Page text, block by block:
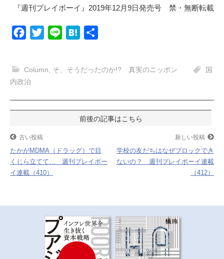
『週刊プレイボーイ』2019年12月9日発売号 禁・無断転載
e
o
t
e
e
a
Column そ、そうだったのか!? 真実のニッポン
国
内政治
稿
ナ
ゲ
古い投稿
たかがMDMA（ドラッグ）で目
くじら立てて… 週刊プレイボー
イ連載（410）
新しい投稿
学校の友だちはなぜブロックでき
ないの？ 週刊プレイボーイ連載
（412）